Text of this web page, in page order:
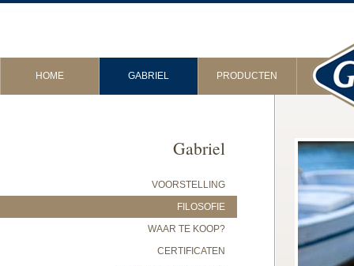
HOME GABRIEL PRODUCTEN
Gabriel
VOORSTELLING
FILOSOFIE
WAAR TE KOOP?
CERTIFICATEN